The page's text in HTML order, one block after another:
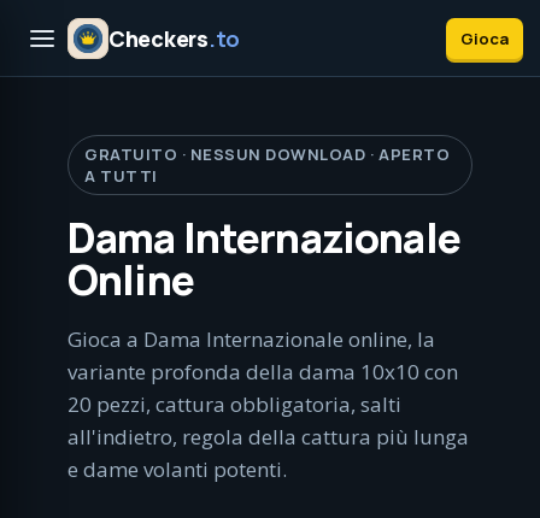
Checkers.to Gioca
GRATUITO · NESSUN DOWNLOAD · APERTO
A TUTTI
Dama Internazionale
Online
Gioca a Dama Internazionale online, la
variante profonda della dama 10x10 con
20 pezzi, cattura obbligatoria, salti
all'indietro, regola della cattura più lunga
e dame volanti potenti.